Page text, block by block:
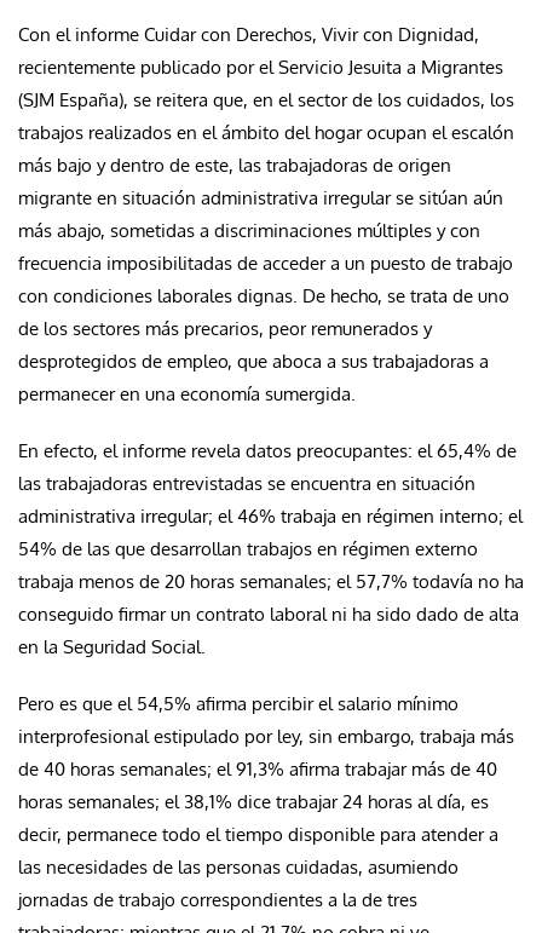
Con el informe Cuidar con Derechos, Vivir con Dignidad,
recientemente publicado por el Servicio Jesuita a Migrantes
(SJM España), se reitera que, en el sector de los cuidados, los
trabajos realizados en el ámbito del hogar ocupan el escalón
más bajo y dentro de este, las trabajadoras de origen
migrante en situación administrativa irregular se sitúan aún
más abajo, sometidas a discriminaciones múltiples y con
frecuencia imposibilitadas de acceder a un puesto de trabajo
con condiciones laborales dignas. De hecho, se trata de uno
de los sectores más precarios, peor remunerados y
desprotegidos de empleo, que aboca a sus trabajadoras a
permanecer en una economía sumergida.
En efecto, el informe revela datos preocupantes: el 65,4% de
las trabajadoras entrevistadas se encuentra en situación
administrativa irregular; el 46% trabaja en régimen interno; el
54% de las que desarrollan trabajos en régimen externo
trabaja menos de 20 horas semanales; el 57,7% todavía no ha
conseguido firmar un contrato laboral ni ha sido dado de alta
en la Seguridad Social.
Pero es que el 54,5% afirma percibir el salario mínimo
interprofesional estipulado por ley, sin embargo, trabaja más
de 40 horas semanales; el 91,3% afirma trabajar más de 40
horas semanales; el 38,1% dice trabajar 24 horas al día, es
decir, permanece todo el tiempo disponible para atender a
las necesidades de las personas cuidadas, asumiendo
jornadas de trabajo correspondientes a la de tres